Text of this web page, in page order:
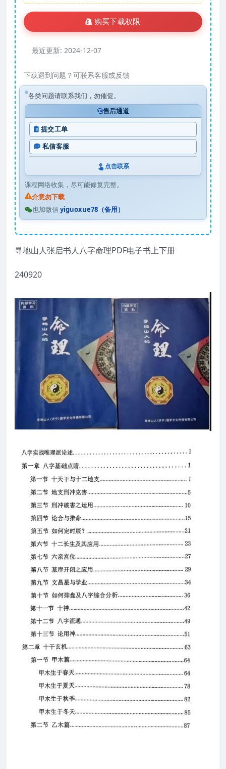
购买下载权限
最近更新: 2024-12-07
下载遇到问题？可联系客服或反馈
各类问题请联系我们，勿催促。
售后通道
提交工单
私信客服
点击联系
课程网络收集，尽可能修复完整。
介意勿下载
也加微信yiguoxue78（备用）
寻地山人张启书人八字命理PDF电子书上下册
240920